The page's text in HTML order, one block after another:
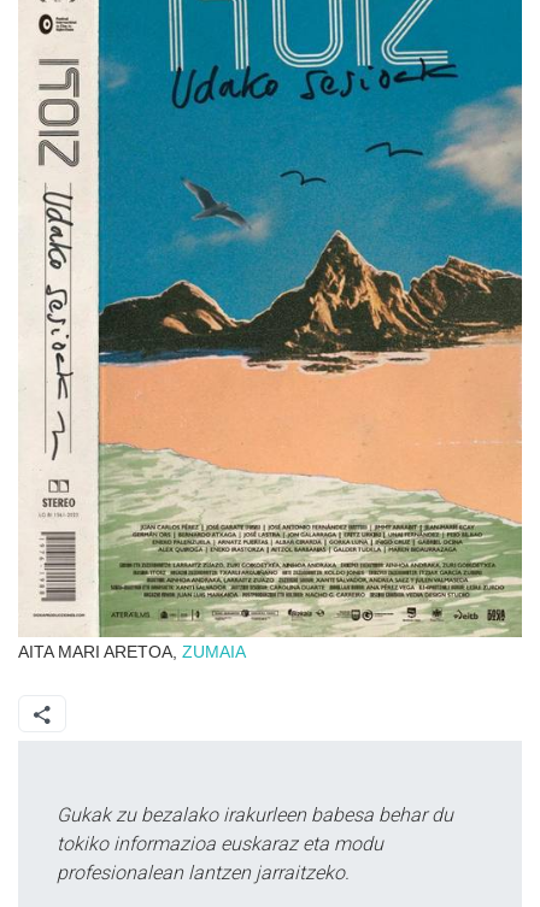
AITA MARI ARETOA, ZUMAIA
Gukak zu bezalako irakurleen babesa behar du
tokiko informazioa euskaraz eta modu
profesionalean lantzen jarraitzeko.